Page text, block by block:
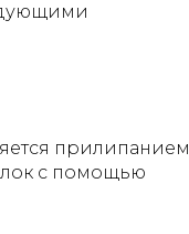
прилипанием
с помощью